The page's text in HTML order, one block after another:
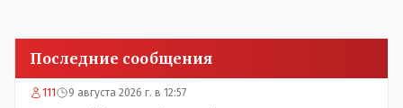
Последние сообщения
111 9 августа 2026 г. в 12:57